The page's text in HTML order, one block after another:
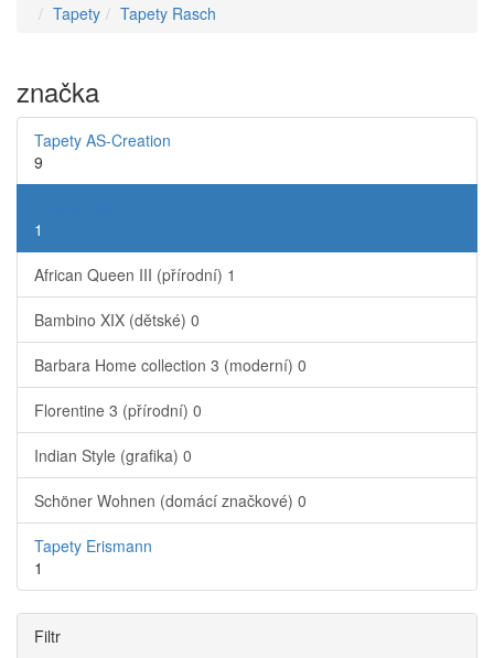
Tapety Tapety Rasch
značka
Tapety AS-Creation
9
1
African Queen III (přírodní) 1
Bambino XIX (dětské) 0
Barbara Home collection 3 (moderní) 0
Florentine 3 (přírodní) 0
Indian Style (grafika) 0
Schöner Wohnen (domácí značkové) 0
Tapety Erismann
1
Filtr